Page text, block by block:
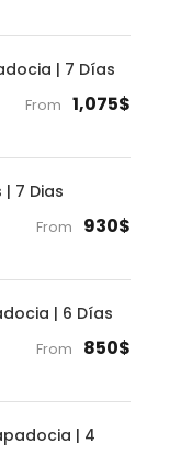
| 7 Días
From 1,075$
7 Dias
From 930$
| 6 Días
From 850$
| 4